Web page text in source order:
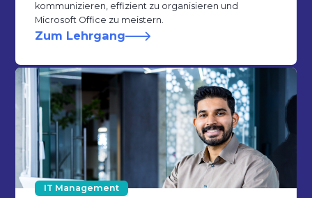
kommunizieren, effizient zu organisieren und
Microsoft Office zu meistern.
Zum Lehrgang
IT Management